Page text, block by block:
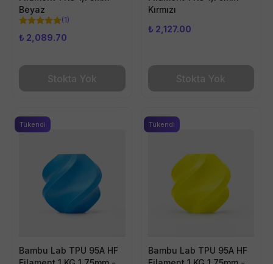
Beyaz
(1)
₺ 2,089.70
Stokta Yok
Kırmızı
₺ 2,127.00
Stokta Yok
Bambu Lab TPU 95A HF
Tükendi
Bambu Lab TPU 95A HF
Tükendi